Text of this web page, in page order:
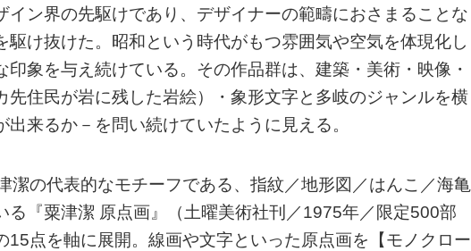
ン界の先駆けであり、デザイナーの範疇におさまることな
駆け抜けた。昭和という時代がもつ雰囲気や空気を体現化し
象を与え続けている。その作品群は、建築・美術・映像・
住民が岩に残した岩絵）・象形文字と多岐のジャンルを横
来るか－を問い続けていたように見える。
潔の代表的なモチーフである、指紋／地形図／はんこ／海亀
る『粟津潔 原点画』（土曜美術社刊／1975年／限定500部
15点を軸に展開。線画や文字といった原点画を【モノクロー